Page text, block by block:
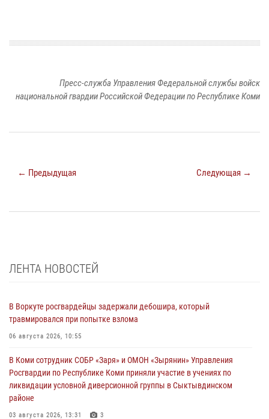
Пресс-служба Управления Федеральной службы войск
национальной гвардии Российской Федерации по Республике Коми
← Предыдущая Следующая →
ЛЕНТА НОВОСТЕЙ
В Воркуте росгвардейцы задержали дебошира, который
травмировался при попытке взлома
06 августа 2026, 10:55
В Коми сотрудник СОБР «Заря» и ОМОН «Зырянин» Управления
Росгвардии по Республике Коми приняли участие в учениях по
ликвидации условной диверсионной группы в Сыктывдинском
районе
03 августа 2026, 13:31 3